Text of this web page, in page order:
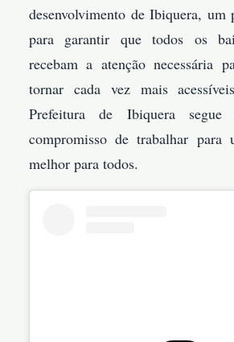
desenvolvimento de Ibiquera, um
para garantir que todos os
recebam a atenção necessária
tornar cada vez mais
Prefeitura de Ibiquera
compromisso de trabalhar para
melhor para todos.